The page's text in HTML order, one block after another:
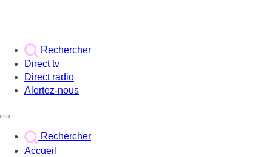
Rechercher
Direct tv
Direct radio
Alertez-nous
Rechercher
Accueil